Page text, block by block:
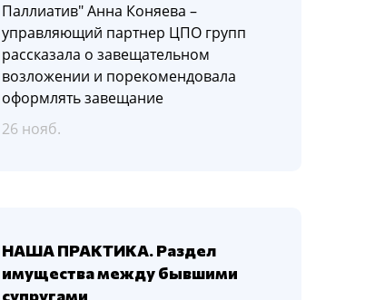
Паллиатив" Анна Коняева –
управляющий партнер ЦПО групп
рассказала о завещательном
возложении и порекомендовала
оформлять завещание
26 нояб.
НАША ПРАКТИКА. Раздел
имущества между бывшими
супругами